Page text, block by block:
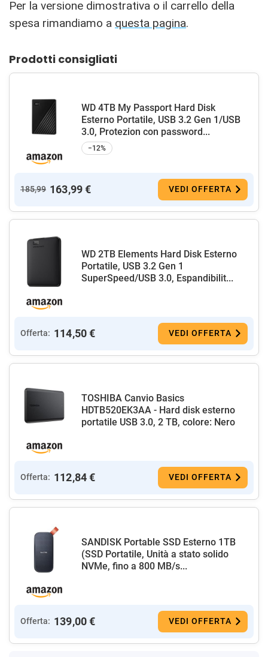
Per la versione dimostrativa o il carrello della
spesa rimandiamo a questa pagina.
Prodotti consigliati
WD 4TB My Passport Hard Disk
Esterno Portatile, USB 3.2 Gen 1/USB
3.0, Protezion con password...
−12%
185,99 163,99 € VEDI OFFERTA
WD 2TB Elements Hard Disk Esterno
Portatile, USB 3.2 Gen 1
SuperSpeed/USB 3.0, Espandibilit...
Offerta: 114,50 € VEDI OFFERTA
TOSHIBA Canvio Basics
HDTB520EK3AA - Hard disk esterno
portatile USB 3.0, 2 TB, colore: Nero
Offerta: 112,84 € VEDI OFFERTA
SANDISK Portable SSD Esterno 1TB
(SSD Portatile, Unità a stato solido
NVMe, fino a 800 MB/s...
Offerta: 139,00 € VEDI OFFERTA